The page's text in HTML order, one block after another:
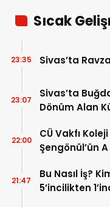
Sıcak
Sivas’ta
23:35
Sivas’ta
Dönüm Alan
23:07
CÜ Vakfı
Şengönül’ün A
22:00
Bu Nasıl İş?
5’incilikten
21:47